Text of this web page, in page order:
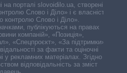
на порталі slovoidilo.ua, створені ГО
Слово і Діло» і є власністю
контролю Слово і Діло».
публікуються на правах
компаній», «Позиція»,
«Спецпроєкт», «За підтримки».
за факти та оціночні
рекламних матеріалах. Згідно з
відповідальність за зміст